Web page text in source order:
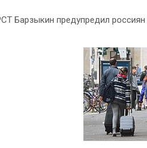
Барзыкин предупредил